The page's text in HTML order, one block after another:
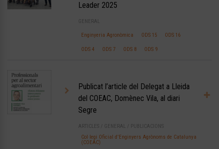
Leader 2025
GENERAL
Enginyeria Agronòmica ODS 15 ODS 16
ODS 4 ODS 7 ODS 8 ODS 9
Publicat l’article del Delegat a Lleida
del COEAC, Domènec Vila, al diari
Segre
ARTICLES GENERAL
PUBLICACIONS
Col·legi Oficial d'Enginyers Agrònoms de Catalunya
(COEAC)